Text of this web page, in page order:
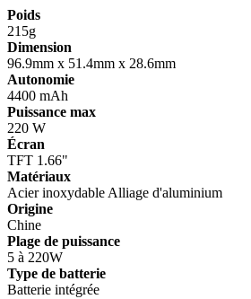
Poids
215g
Dimension
96.9mm x 51.4mm x 28.6mm
Autonomie
4400 mAh
Puissance max
220 W
Écran
TFT 1.66"
Matériaux
Acier inoxydableAlliage d'aluminium
Origine
Chine
Plage de puissance
5 à 220W
Type de batterie
Batterie intégrée